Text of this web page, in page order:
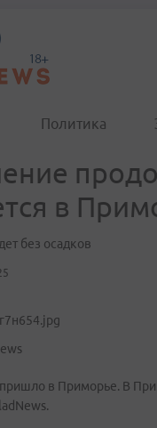
Политика
в
без осадков
в Приморье. В